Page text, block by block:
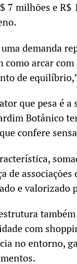
7 milhões e R$
demanda
como arcar
de
que pesa é
Botânico
confere
de
e valorizado
com
no entorno,